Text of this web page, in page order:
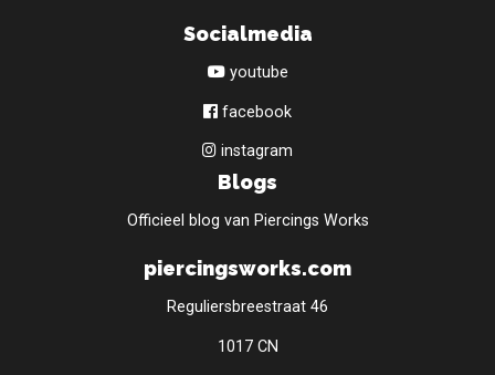
Socialmedia
youtube
facebook
instagram
Blogs
Officieel blog van Piercings Works
piercingsworks.com
Reguliersbreestraat 46
1017 CN